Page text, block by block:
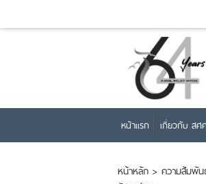
หน้าแรก เกี่ยวกับ สศ
หน้าหลัก > ความสัมพัน